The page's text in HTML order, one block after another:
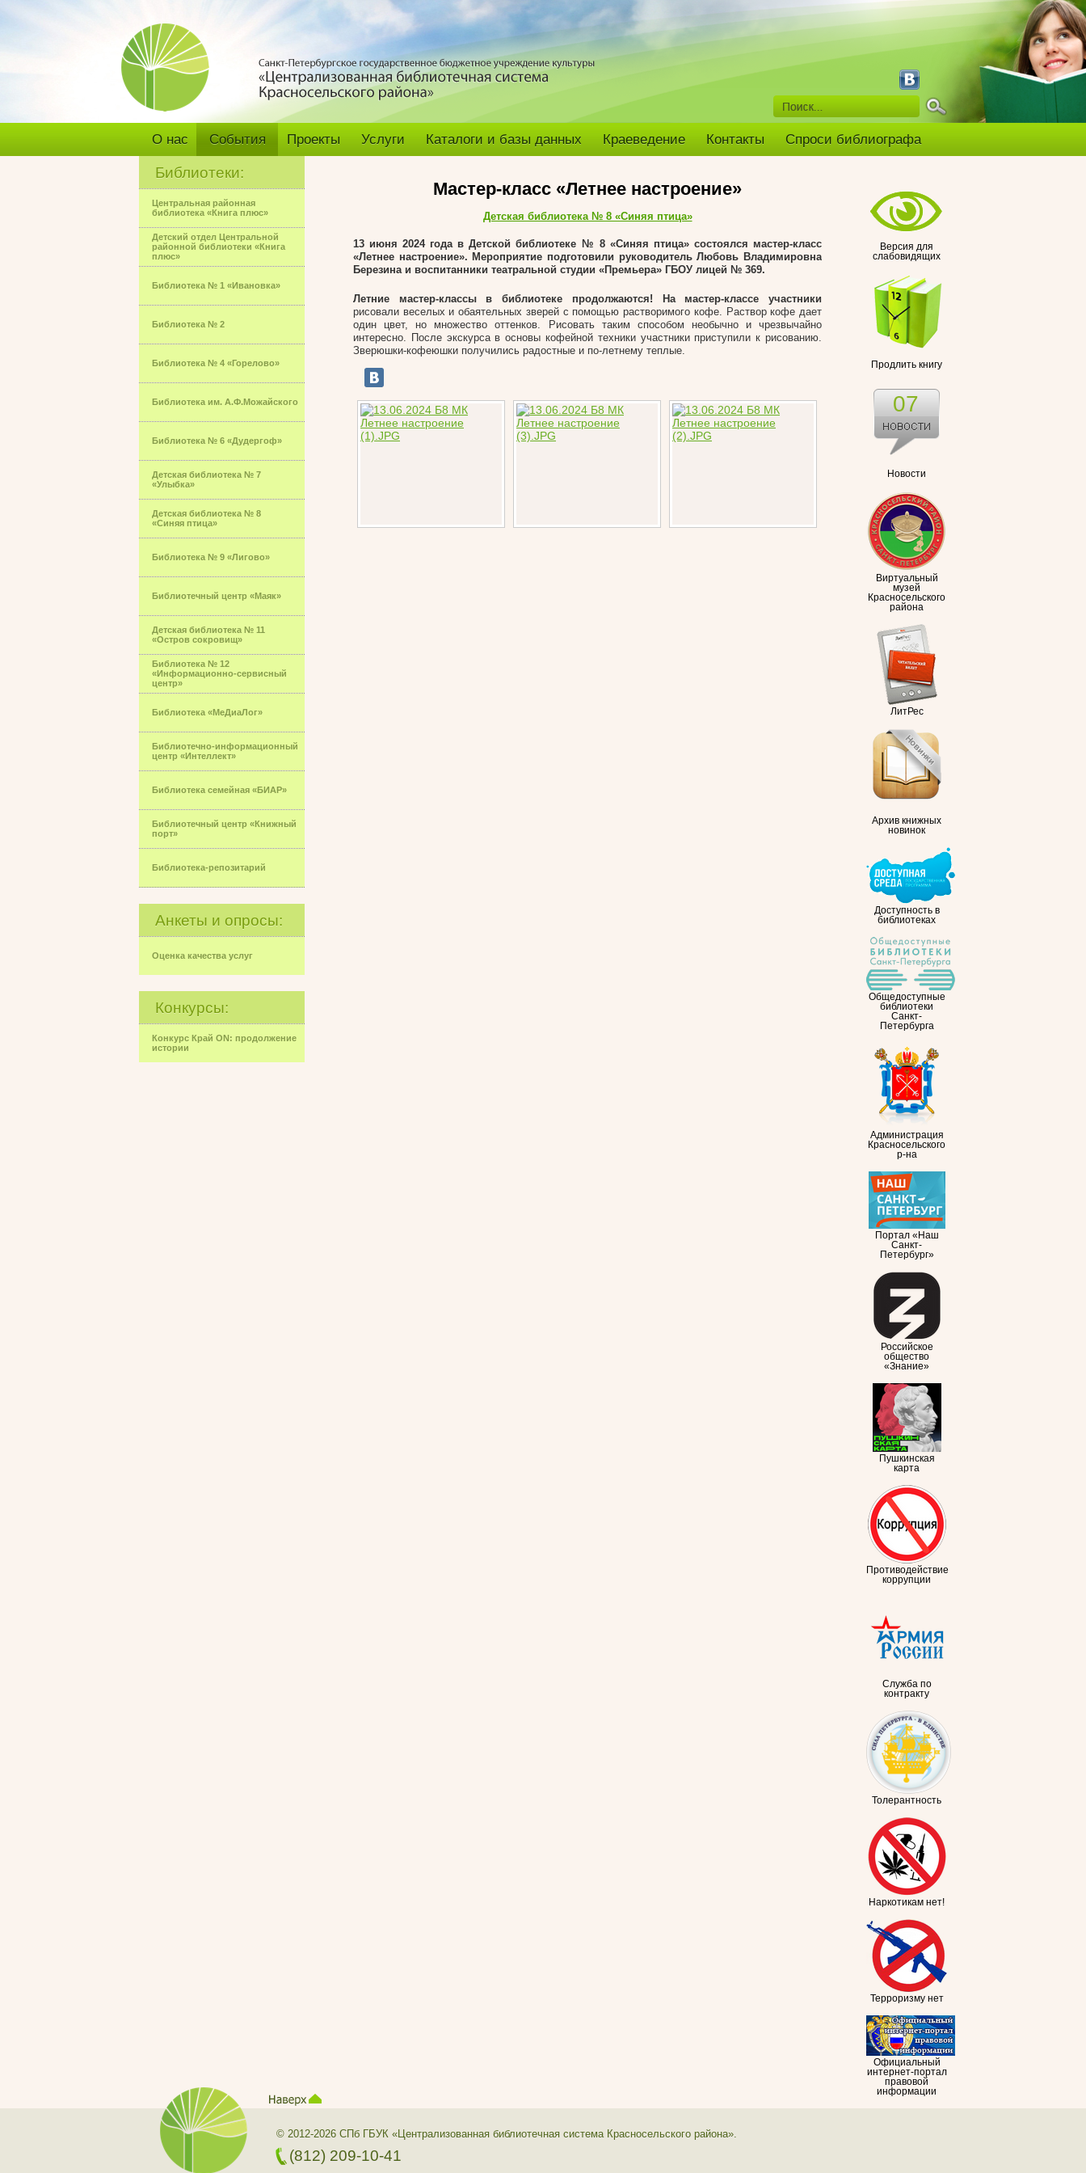
О нас События Проекты Услуги Каталоги и базы данных Краеведение Контакты Спроси библиографа
Библиотеки:
Центральная районная
библиотека «Книга плюс»
Детский отдел Центральной
районной библиотеки «Книга
плюс»
Библиотека № 1 «Ивановка»
Библиотека № 2
Библиотека № 4 «Горелово»
Библиотека им. А.Ф.Можайского
Библиотека № 6 «Дудергоф»
Детская библиотека № 7
«Улыбка»
Детская библиотека № 8
«Синяя птица»
Библиотека № 9 «Лигово»
Библиотечный центр «Маяк»
Детская библиотека № 11
«Остров сокровищ»
Библиотека № 12
«Информационно-сервисный
центр»
Библиотека «МеДиаЛог»
Библиотечно-информационный
центр «Интеллект»
Библиотека семейная «БИАР»
Библиотечный центр «Книжный
порт»
Библиотека-репозитарий
Анкеты и опросы:
Оценка качества услуг
Конкурсы:
Конкурс Край ON: продолжение
истории
Версия для
слабовидящих
Продлить книгу
Новости
07
Виртуальный
музей
Красносельского
района
ЛитРес
Архив книжных
новинок
Доступность в
библиотеках
Общедоступные
библиотеки
Санкт-
Петербурга
Администрация
Красносельского
р-на
Портал «Наш
Санкт-
Петербург»
Российское
общество
«Знание»
Пушкинская
карта
Противодействие
коррупции
Служба по
контракту
Толерантность
Наркотикам нет!
Терроризму нет
Официальный
интернет-портал
правовой
информации
Мастер-класс «Летнее настроение»
Детская библиотека № 8 «Синяя птица»
13 июня 2024 года в Детской библиотеке № 8 «Синяя птица» состоялся мастер-класс
«Летнее настроение». Мероприятие подготовили руководитель Любовь Владимировна
Березина и воспитанники театральной студии «Премьера» ГБОУ лицей № 369.
Летние мастер-классы в библиотеке продолжаются! На мастер-классе участники
рисовали веселых и обаятельных зверей с помощью растворимого кофе. Раствор кофе дает
один цвет, но множество оттенков. Рисовать таким способом необычно и чрезвычайно
интересно. После экскурса в основы кофейной техники участники приступили к рисованию.
Зверюшки-кофеюшки получились радостные и по-летнему теплые.
© 2012-2026 СПб ГБУК «Централизованная библиотечная система Красносельского района».
(812) 209-10-41